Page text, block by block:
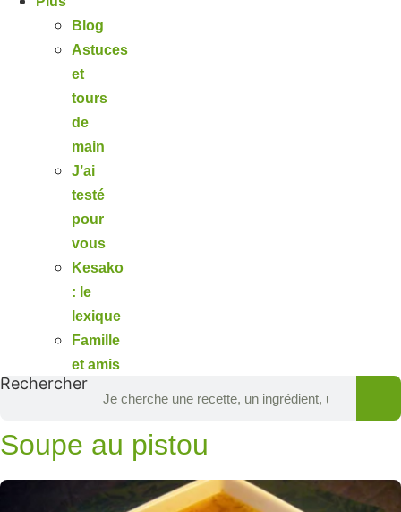
Blog
Astuces
et
tours
de
main
J’ai
testé
pour
vous
Kesako
: le
lexique
Famille
et amis
Rechercher
Soupe au pistou